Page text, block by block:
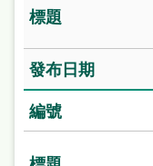
網
站
資
料